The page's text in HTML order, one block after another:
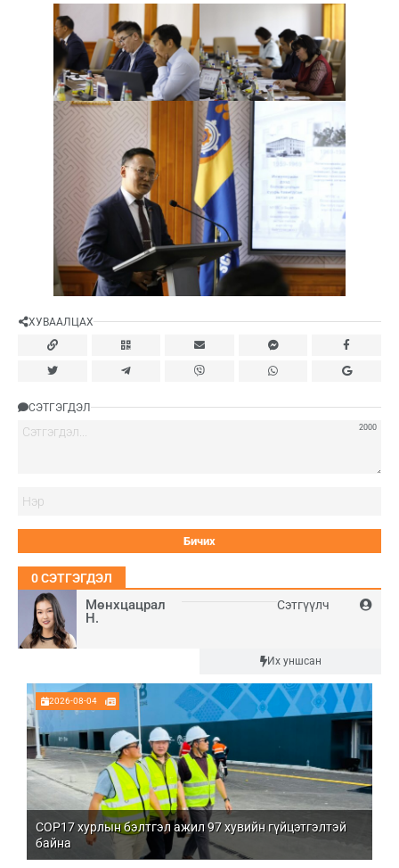
Мөнхцацрал
Н.
Сэтгүүлч
Их уншсан
2026-08-04
COP17 хурлын бэлтгэл ажил 97 хувийн гүйцэтгэлтэй
байна
ХУВААЛЦАХ
СЭТГЭГДЭЛ
2000
0СЭТГЭГДЭЛ